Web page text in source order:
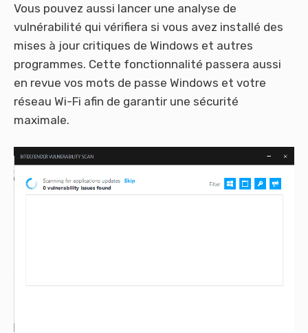
Vous pouvez aussi lancer une analyse de
vulnérabilité qui vérifiera si vous avez installé des
mises à jour critiques de Windows et autres
programmes. Cette fonctionnalité passera aussi
en revue vos mots de passe Windows et votre
réseau Wi-Fi afin de garantir une sécurité
maximale.